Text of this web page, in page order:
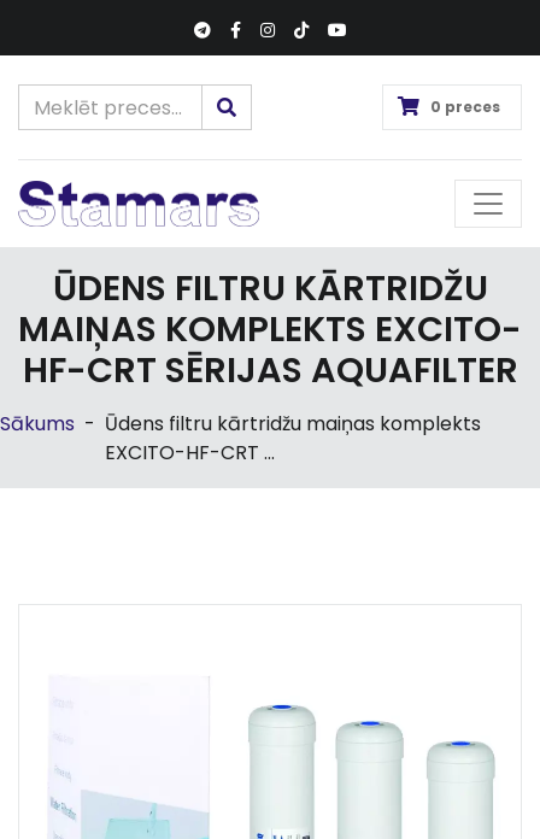
0 preces
ŪDENS FILTRU KĀRTRIDŽU
MAIŅAS KOMPLEKTS EXCITO-
HF-CRT SĒRIJAS AQUAFILTER
Sākums - Ūdens filtru kārtridžu maiņas komplekts
EXCITO-HF-CRT ...